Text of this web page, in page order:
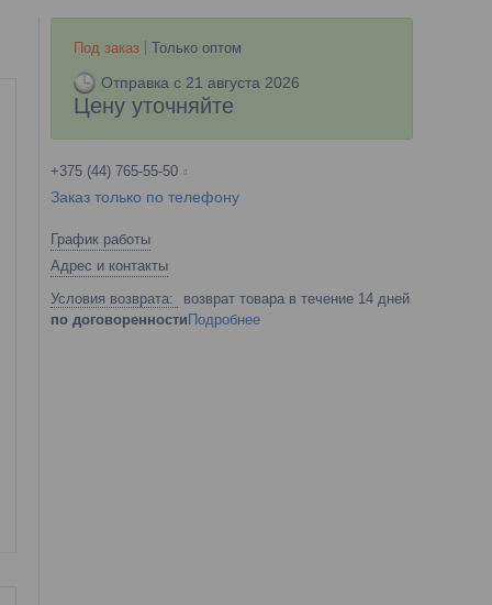
Под заказ Только оптом
Отправка с 21 августа 2026
Цену уточняйте
+375 (44) 765-55-50
Заказ только по телефону
График работы
Адрес и контакты
возврат товара в течение 14 дней
по договоренности Подробнее